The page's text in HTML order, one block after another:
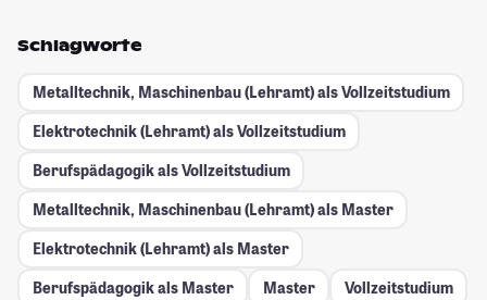
Schlagworte
Metalltechnik, Maschinenbau (Lehramt) als Vollzeitstudium
Elektrotechnik (Lehramt) als Vollzeitstudium
Berufspädagogik als Vollzeitstudium
Metalltechnik, Maschinenbau (Lehramt) als Master
Elektrotechnik (Lehramt) als Master
Berufspädagogik als Master
Master
Vollzeitstudium